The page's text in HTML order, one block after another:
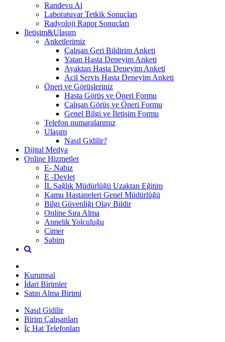
Randevu Al
Laboratuvar Tetkik Sonuçları
Radyoloji Rapor Sonuçları
İletişim&Ulaşım
Anketlerimiz
Çalışan Geri Bildirim Anketi
Yatan Hasta Deneyim Anketi
Ayaktan Hasta Deneyim Anketi
Acil Servis Hasta Deneyim Anketi
Öneri ve Görüşleriniz
Hasta Görüş ve Öneri Formu
Çalışan Görüş ve Öneri Formu
Genel Bilgi ve İletişim Formu
Telefon numaralarımız
Ulaşım
Nasıl Gidilir?
Dijital Medya
Online Hizmetler
E- Nabız
E -Devlet
İL Sağlık Müdürlüğü Uzaktan Eğitim
Kamu Hastaneleri Genel Müdürlüğü
Bilgi Güvenliği Olay Bildir
Online Sıra Alma
Annelik Yolculuğu
Cimer
Sabim
Kurumsal
İdari Birimler
Satın Alma Birimi
Nasıl Gidilir
Birim Çalışanları
İç Hat Telefonları